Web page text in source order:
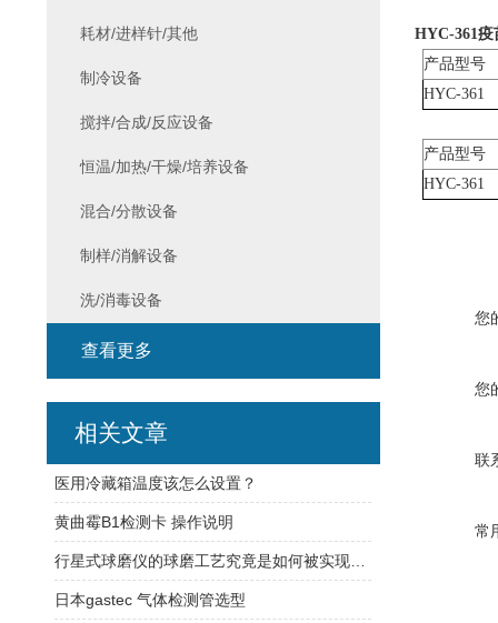
HYC-361疫
产品型号
HYC-361
产品型号
HYC-361
您
您
联
常
耗材/进样针/其他
制冷设备
搅拌/合成/反应设备
恒温/加热/干燥/培养设备
混合/分散设备
制样/消解设备
洗/消毒设备
查看更多
相关文章
医用冷藏箱温度该怎么设置？
黄曲霉B1检测卡 操作说明
日本gastec 气体检测管选型